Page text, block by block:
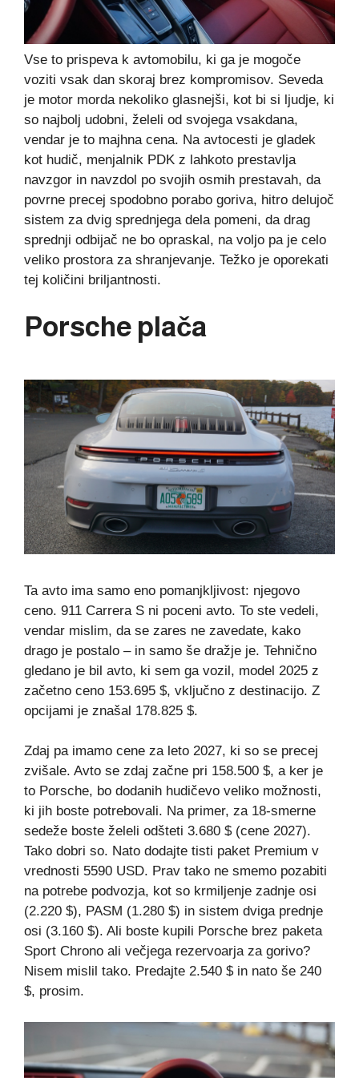
Vse to prispeva k avtomobilu, ki ga je mogoče
voziti vsak dan skoraj brez kompromisov. Seveda
je motor morda nekoliko glasnejši, kot bi si ljudje, ki
so najbolj udobni, želeli od svojega vsakdana,
vendar je to majhna cena. Na avtocesti je gladek
kot hudič, menjalnik PDK z lahkoto prestavlja
navzgor in navzdol po svojih osmih prestavah, da
povrne precej spodobno porabo goriva, hitro delujoč
sistem za dvig sprednjega dela pomeni, da drag
sprednji odbijač ne bo opraskal, na voljo pa je celo
veliko prostora za shranjevanje. Težko je oporekati
tej količini briljantnosti.
Porsche plača
Ta avto ima samo eno pomanjkljivost: njegovo
ceno. 911 Carrera S ni poceni avto. To ste vedeli,
vendar mislim, da se zares ne zavedate, kako
drago je postalo – in samo še dražje je. Tehnično
gledano je bil avto, ki sem ga vozil, model 2025 z
začetno ceno 153.695 $, vključno z destinacijo. Z
opcijami je znašal 178.825 $.
Zdaj pa imamo cene za leto 2027, ki so se precej
zvišale. Avto se zdaj začne pri 158.500 $, a ker je
to Porsche, bo dodanih hudičevo veliko možnosti,
ki jih boste potrebovali. Na primer, za 18-smerne
sedeže boste želeli odšteti 3.680 $ (cene 2027).
Tako dobri so. Nato dodajte tisti paket Premium v ​​
vrednosti 5590 USD. Prav tako ne smemo pozabiti
na potrebe podvozja, kot so krmiljenje zadnje osi
(2.220 $), PASM (1.280 $) in sistem dviga prednje
osi (3.160 $). Ali boste kupili Porsche brez paketa
Sport Chrono ali večjega rezervoarja za gorivo?
Nisem mislil tako. Predajte 2.540 $ in nato še 240
$, prosim.